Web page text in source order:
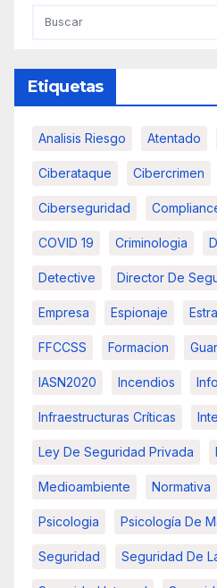
Etiquetas
Analisis Riesgo Atentado
Ciberataque Cibercrimen
Ciberseguridad
COVID 19 Criminologia
Detective Director De
Empresa Espionaje
FFCCSS Formacion
IASN2020 Incendios
Infraestructuras Críticas
Ley De Seguridad Privada
Medioambiente Normativa
Psicologia Psicología De
Seguridad Seguridad De